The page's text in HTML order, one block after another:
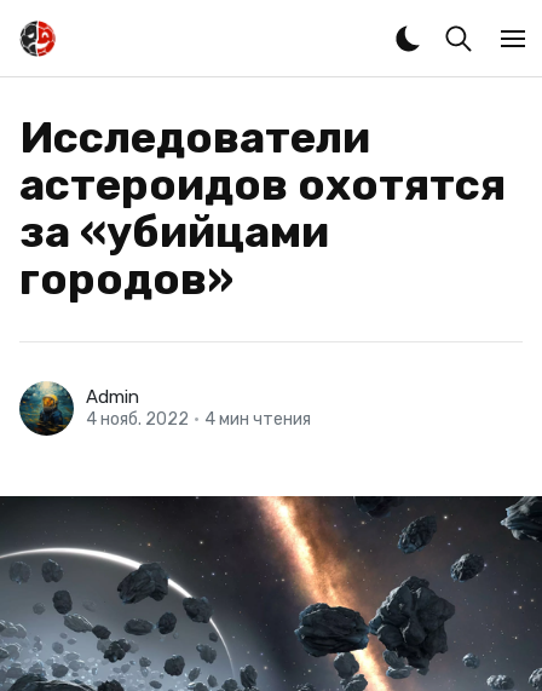
Исследователи
астероидов охотятся
за «убийцами
городов»
Admin
4 нояб. 2022 • 4 мин чтения